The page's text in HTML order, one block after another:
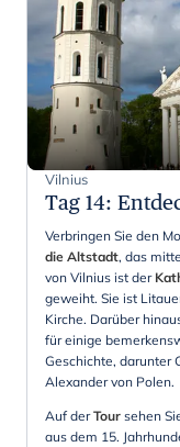
Vilnius
Tag 14:
Verbringen Sie den
die Altstadt, das
von Vilnius ist der
geweiht. Sie ist
Kirche. Darüber
für einige
Geschichte, darunter
Alexander von Polen.
Auf derTour sehen
aus dem 15.